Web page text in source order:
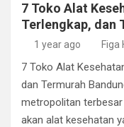
7 Toko Alat
Terlengkap, dan
1 year ago Figa
7 Toko Alat
dan Termurah
metropolitan
akan alat kesehatan